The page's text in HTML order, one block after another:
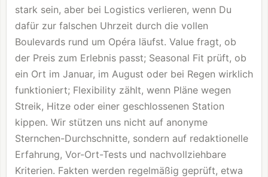
stark sein, aber bei Logistics verlieren, wenn Du
dafür zur falschen Uhrzeit durch die vollen
Boulevards rund um Opéra läufst. Value fragt, ob
der Preis zum Erlebnis passt; Seasonal Fit prüft, ob
ein Ort im Januar, im August oder bei Regen wirklich
funktioniert; Flexibility zählt, wenn Pläne wegen
Streik, Hitze oder einer geschlossenen Station
kippen. Wir stützen uns nicht auf anonyme
Sternchen-Durchschnitte, sondern auf redaktionelle
Erfahrung, Vor-Ort-Tests und nachvollziehbare
Kriterien. Fakten werden regelmäßig geprüft, etwa